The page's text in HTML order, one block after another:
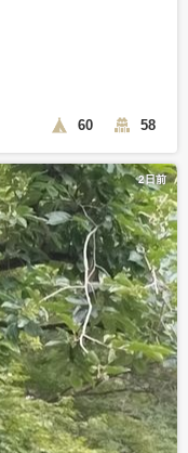
60 58
2日前